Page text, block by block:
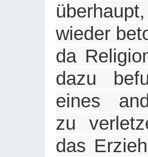
wieder
da
dazu
eines
zu
das